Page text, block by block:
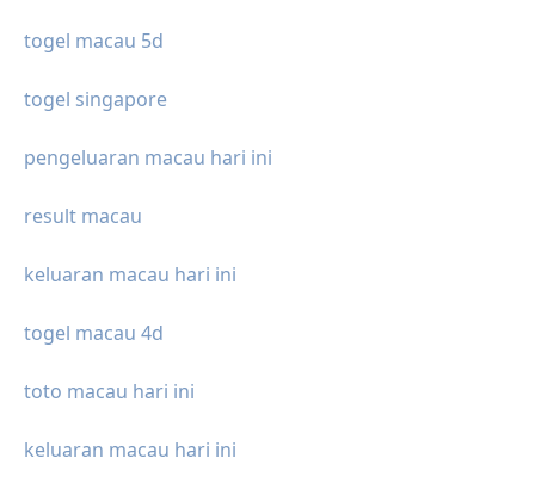
togel macau 5d
togel singapore
pengeluaran macau hari ini
result macau
keluaran macau hari ini
togel macau 4d
toto macau hari ini
keluaran macau hari ini